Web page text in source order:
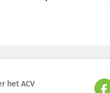
het ACV